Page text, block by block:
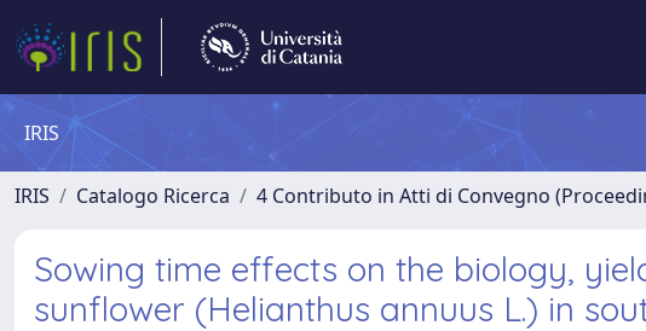
IRIS
IRIS Catalogo Ricerca 4 Contributo in Atti di Convegno
Sowing time effects on the biology,
sunflower (Helianthus annuus L.) in